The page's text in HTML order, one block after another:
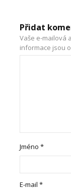
Přidat
Vaše e-mailová
informace jsou
Jméno*
E-mail*